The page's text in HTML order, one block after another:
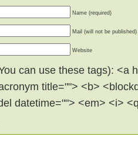
Name (required)
Mail (will not be published)
Website
can use these tags): <a
title=""> <b>
datetime=""> <em> <i>